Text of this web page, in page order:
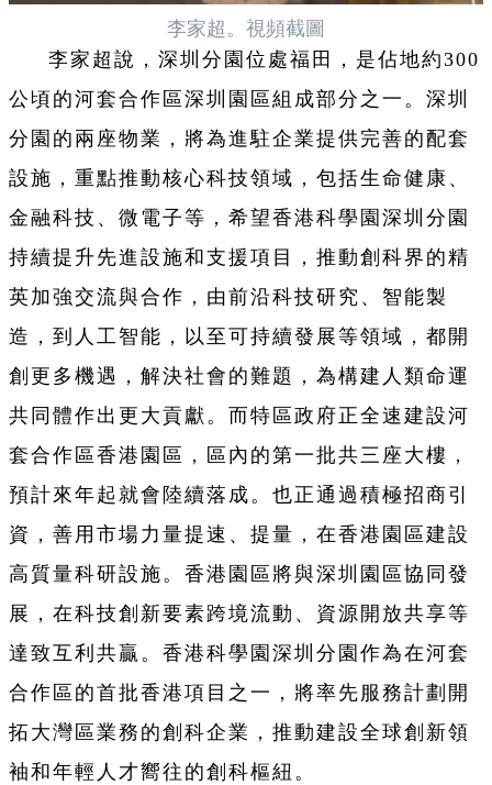
李家超。視頻截圖
李家超說，深圳分園位處福田，是佔地約300
公頃的河套合作區深圳園區組成部分之一。深圳
分園的兩座物業，將為進駐企業提供完善的配套
設施，重點推動核心科技領域，包括生命健康、
金融科技、微電子等，希望香港科學園深圳分園
持續提升先進設施和支援項目，推動創科界的精
英加強交流與合作，由前沿科技研究、智能製
造，到人工智能，以至可持續發展等領域，都開
創更多機遇，解決社會的難題，為構建人類命運
共同體作出更大貢獻。而特區政府正全速建設河
套合作區香港園區，區內的第一批共三座大樓，
預計來年起就會陸續落成。也正通過積極招商引
資，善用市場力量提速、提量，在香港園區建設
高質量科研設施。香港園區將與深圳園區協同發
展，在科技創新要素跨境流動、資源開放共享等
達致互利共贏。香港科學園深圳分園作為在河套
合作區的首批香港項目之一，將率先服務計劃開
拓大灣區業務的創科企業，推動建設全球創新領
袖和年輕人才嚮往的創科樞紐。